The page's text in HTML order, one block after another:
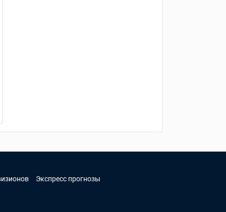
Экспресс прогнозы